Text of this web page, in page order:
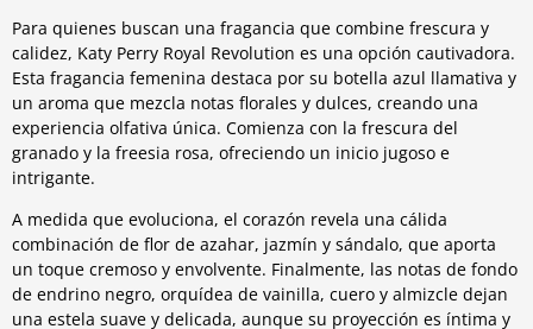
Para quienes buscan una fragancia que combine frescura y
calidez, Katy Perry Royal Revolution es una opción cautivadora.
Esta fragancia femenina destaca por su botella azul llamativa y
un aroma que mezcla notas florales y dulces, creando una
experiencia olfativa única. Comienza con la frescura del
granado y la freesia rosa, ofreciendo un inicio jugoso e
intrigante.
A medida que evoluciona, el corazón revela una cálida
combinación de flor de azahar, jazmín y sándalo, que aporta
un toque cremoso y envolvente. Finalmente, las notas de fondo
de endrino negro, orquídea de vainilla, cuero y almizcle dejan
una estela suave y delicada, aunque su proyección es íntima y